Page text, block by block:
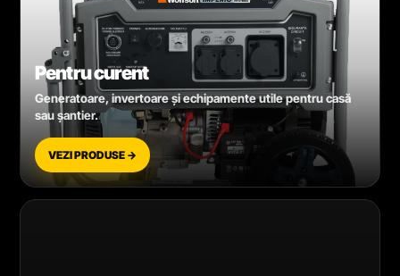
Pentru curent
Generatoare, invertoare și echipamente utile pentru casă
sau șantier.
VEZI PRODUSE →